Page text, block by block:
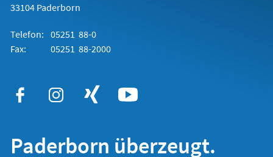
33104 Paderborn
Telefon: 05251 88-0
Fax:
05251 88-2000
Paderborn überzeugt.